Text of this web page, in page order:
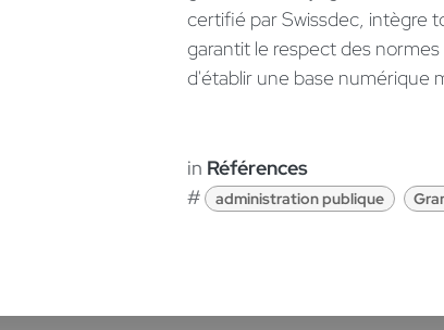
certifié par Swissdec, intègre
garantit le respect des
d'établir une base numérique
in Références
#
administration publique